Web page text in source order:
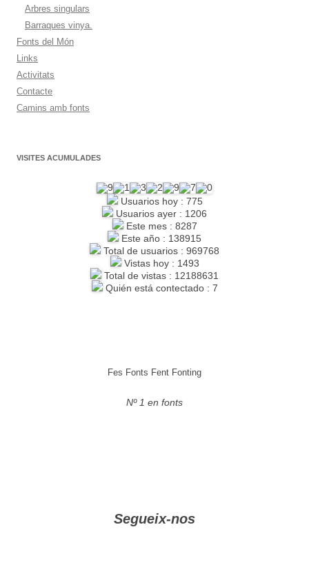
Arbres singulars
Barraques vinya.
Fonts del Món
Links
Activitats
Contacte
Camins amb fonts
VISITES ACUMULADES
Usuarios hoy : 775
Usuarios ayer : 1206
Este mes : 8287
Este año : 138915
Total de usuarios : 969768
Vistas hoy : 1493
Total de vistas : 12188631
Quién está contectado : 7
Fes Fonts Fent Fonting
Nº 1 en fonts
Segueix-nos